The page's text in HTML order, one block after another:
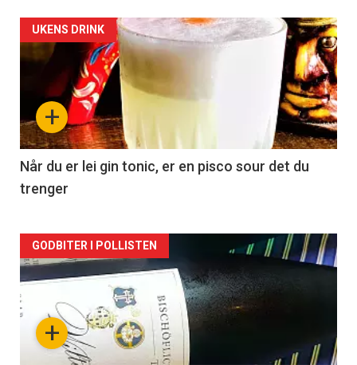
Forsiden
akkurat
nå
-
2
+
UKENS DRINK
Når du er lei gin tonic, er en pisco sour det du
trenger
Forsiden
akkurat
nå+
GODBITER I POLLISTEN